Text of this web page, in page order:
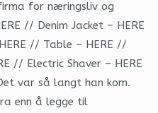
for næringsliv og
// Denim Jacket – HERE
// Table – HERE //
// Electric Shaver – HERE
var så langt han kom.
enn å legge til